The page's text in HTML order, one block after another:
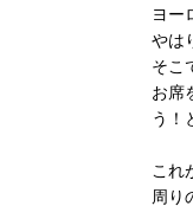
ヨー
やは
そこ
お席
う！
これ
周り